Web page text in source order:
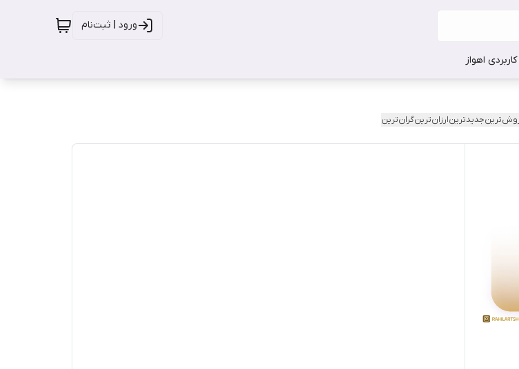
ورود | ثبت‌نام
اهواز
جدیدترینارزان‌ترینگران‌ترین